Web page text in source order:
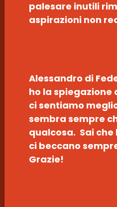
palesare inutili
aspirazioni non
Alessandro di
ho la spiegazione
ci sentiamo
sembra sempre
qualcosa. Sai
ci beccano
Grazie!